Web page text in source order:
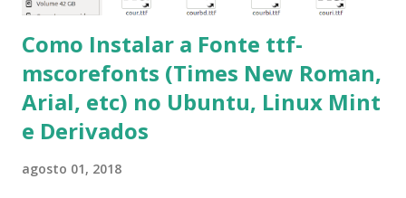
Como Instalar a Fonte ttf-
mscorefonts (Times New Roman,
Arial, etc) no Ubuntu, Linux Mint
e Derivados
agosto 01, 2018